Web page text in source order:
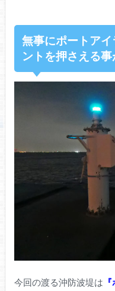
無事にポートア
ントを押さえる
今回の渡る沖防波堤は